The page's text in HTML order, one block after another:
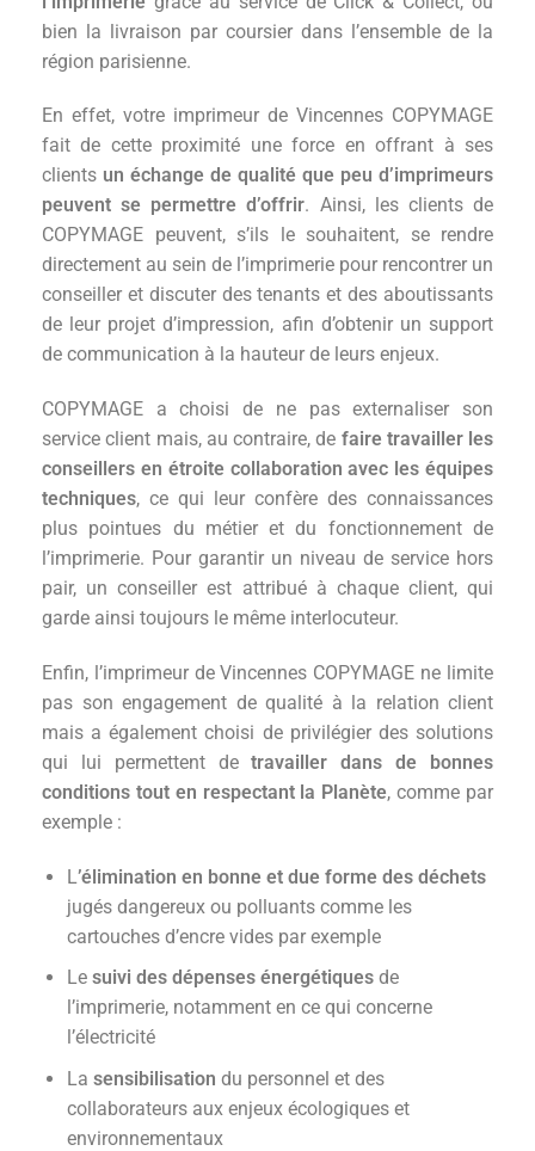
bien la livraison par coursier dans l’ensemble de la
région parisienne.
En effet, votre imprimeur de Vincennes COPYMAGE
fait de cette proximité une force en offrant à ses
clients un échange de qualité que peu d’imprimeurs
peuvent se permettre d’offrir. Ainsi, les clients de
COPYMAGE peuvent, s’ils le souhaitent, se rendre
directement au sein de l’imprimerie pour rencontrer un
conseiller et discuter des tenants et des aboutissants
de leur projet d’impression, afin d’obtenir un support
de communication à la hauteur de leurs enjeux.
COPYMAGE a choisi de ne pas externaliser son
service client mais, au contraire, de faire travailler les
conseillers en étroite collaboration avec les équipes
techniques, ce qui leur confère des connaissances
plus pointues du métier et du fonctionnement de
l’imprimerie. Pour garantir un niveau de service hors
pair, un conseiller est attribué à chaque client, qui
garde ainsi toujours le même interlocuteur.
Enfin, l’imprimeur de Vincennes COPYMAGE ne limite
pas son engagement de qualité à la relation client
mais a également choisi de privilégier des solutions
qui lui permettent detravailler dans de bonnes
conditions tout en respectant la Planète, comme par
exemple :
L’élimination en bonne et due forme des déchets
jugés dangereux ou polluants comme les
cartouches d’encre vides par exemple
Le suivi des dépenses énergétiques de
l’imprimerie, notamment en ce qui concerne
l’électricité
La sensibilisation du personnel et des
collaborateurs aux enjeux écologiques et
environnementaux